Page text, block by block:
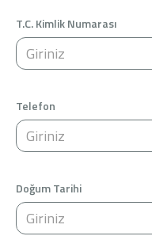
Sağlam Kart
Araç Finansmanı
Konut Finansmanı
T.C. Kimlik Numarası
Telefon
Doğum Tarihi